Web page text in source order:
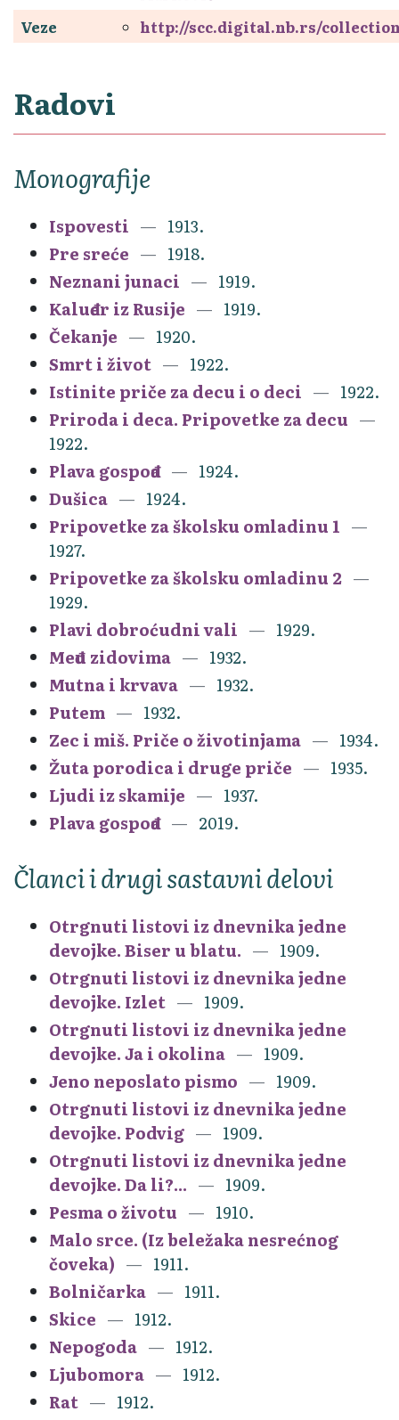
Veze
http://scc.digital.nb.rs/
Radovi
Monografije
Ispovesti
1913.
Pre sreće
1918.
Neznani junaci
1919.
Kaluđer iz Rusije
1919.
Čekanje
1920.
Smrt i život
1922.
Istinite priče za decu i o deci
1922.
Priroda i deca. Pripovetke za decu
1922.
Plava gospođa
1924.
Dušica
1924.
Pripovetke za školsku omladinu 1
1927.
Pripovetke za školsku omladinu 2
1929.
Plavi dobroćudni vali
1929.
Među zidovima
1932.
Mutna i krvava
1932.
Putem
1932.
Zec i miš. Priče o životinjama
1934.
Žuta porodica i druge priče
1935.
Ljudi iz skamije
1937.
Plava gospođa
2019.
Članci i drugi sastavni delovi
Otrgnuti listovi iz dnevnika jedne
devojke. Biser u blatu.
1909.
Otrgnuti listovi iz dnevnika jedne
devojke. Izlet
1909.
Otrgnuti listovi iz dnevnika jedne
devojke. Ja i okolina
1909.
Jeno neposlato pismo
1909.
Otrgnuti listovi iz dnevnika jedne
devojke. Podvig
1909.
Otrgnuti listovi iz dnevnika jedne
devojke. Da li?...
1909.
Pesma o životu
1910.
Malo srce. (Iz beležaka nesrećnog
čoveka)
1911.
Bolničarka
1911.
Skice
1912.
Nepogoda
1912.
Ljubomora
1912.
Rat
1912.